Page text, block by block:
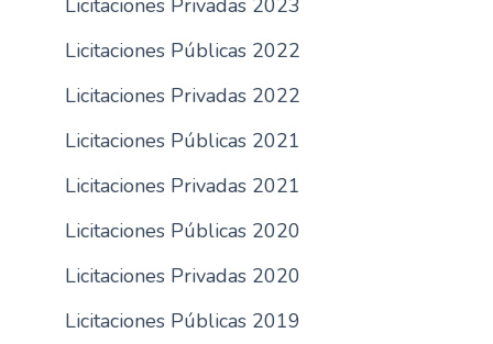
n
p
Licitaciones Privadas 2023
Licitaciones Públicas 2022
Licitaciones Privadas 2022
Licitaciones Públicas 2021
Licitaciones Privadas 2021
Licitaciones Públicas 2020
Licitaciones Privadas 2020
Licitaciones Públicas 2019